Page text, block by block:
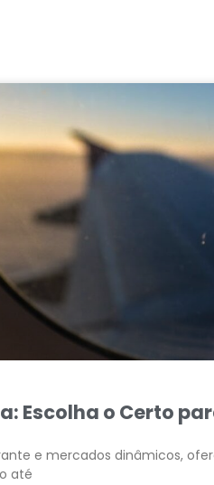
Escolha o Certo
e mercados dinâmicos,
até